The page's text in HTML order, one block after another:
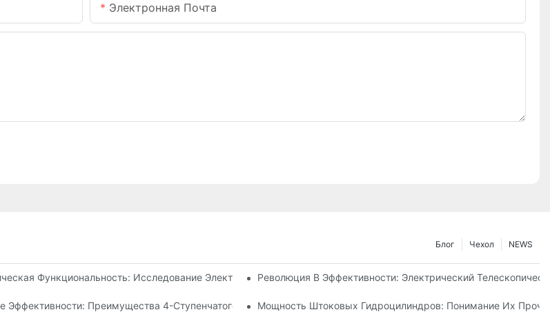
Электронная Почта
NEWS
Чехол
Блог
Функциональность: Исследование Электрического Телескопического Цилиндра
Революция В Эффективности: Электрический
Вашего Самосвала
Эффективности: Преимущества 4-Ступенчатого Телескопического Гидроцилиндра
Мощность Штоковых Гидроцилиндров: Понимание Их